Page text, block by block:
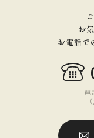
お
お電話で
電